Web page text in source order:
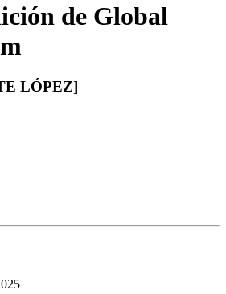
de Global
LÓPEZ]